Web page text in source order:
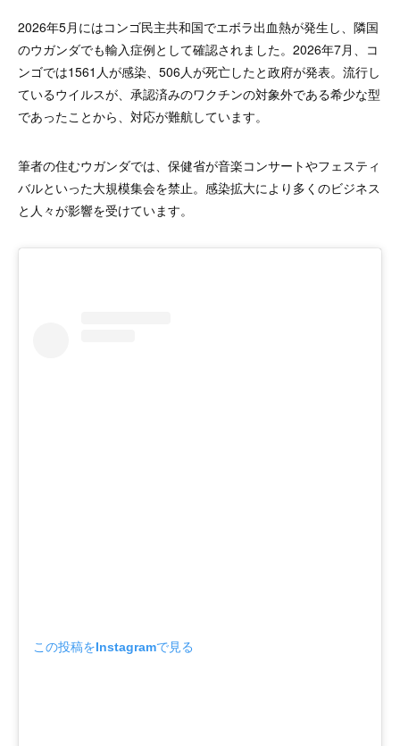
2026年5月にはコンゴ民主共和国でエボラ出血熱が発生し、隣国
のウガンダでも輸入症例として確認されました。2026年7月、コ
ンゴでは1561人が感染、506人が死亡したと政府が発表。流行し
ているウイルスが、承認済みのワクチンの対象外である希少な型
であったことから、対応が難航しています。
筆者の住むウガンダでは、保健省が音楽コンサートやフェスティ
バルといった大規模集会を禁止。感染拡大により多くのビジネス
と人々が影響を受けています。
この投稿をInstagramで見る